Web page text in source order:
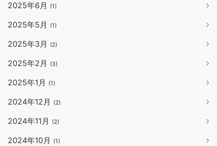
2025年6月 (1)
2025年5月 (1)
2025年3月 (2)
2025年2月 (3)
2025年1月 (1)
2024年12月 (2)
2024年11月 (2)
2024年10月 (1)